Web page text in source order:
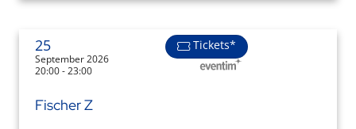
25
September 2026
20:00 - 23:00
Tickets*
Fischer Z